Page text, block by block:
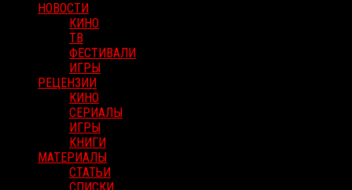
НОВОСТИ
КИНО
ТВ
ФЕСТИВАЛИ
ИГРЫ
РЕЦЕНЗИИ
КИНО
СЕРИАЛЫ
ИГРЫ
КНИГИ
МАТЕРИАЛЫ
СТАТЬИ
СПИСКИ